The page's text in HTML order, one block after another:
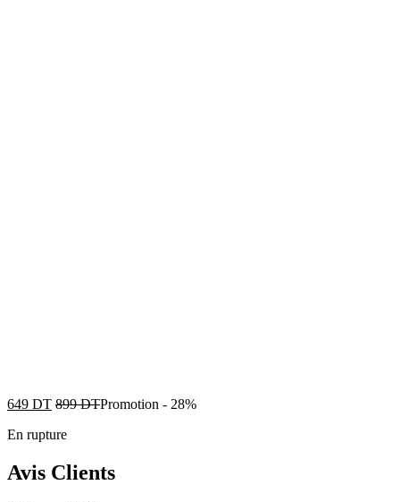
649 DT 899DTPromotion - 28%
En rupture
Avis Clients